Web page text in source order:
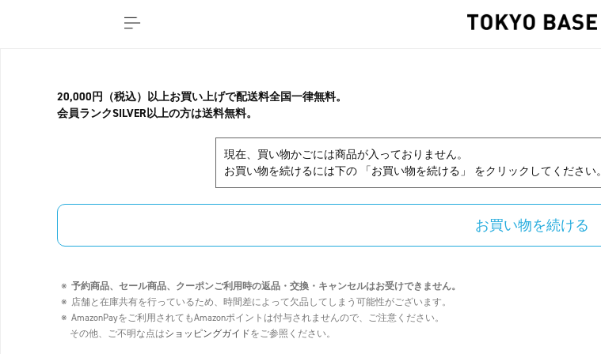
20,000円（税込）以上お買い上げで配送料全国一律無料。
会員ランクSILVER以上の方は送料無料。
現在、買い物かごには商品が入っておりません。
お買い物を続けるには下の 「お買い物を続ける」 をクリックしてください。
予約商品、セール商品、クーポンご利用時の返品・交換・キャンセルはお受けできません。
店舗と在庫共有を行っているため、時間差によって欠品してしまう可能性がございます。
AmazonPayをご利用されてもAmazonポイントは付与されませんので、ご注意ください。
その他、ご不明な点はショッピングガイドをご参照ください。